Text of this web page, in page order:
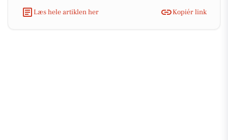
Læs hele artiklen her
Kopiér link